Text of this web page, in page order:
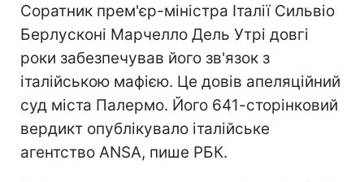
Соратник прем'єр-міністра Італії Сильвіо
Берлусконі Марчелло Дель Утрі довгі
роки забезпечував його зв'язок з
італійською мафією. Це довів апеляційний
суд міста Палермо. Його 641-сторінковий
вердикт опублікувало італійське
агентство ANSA, пише РБК.